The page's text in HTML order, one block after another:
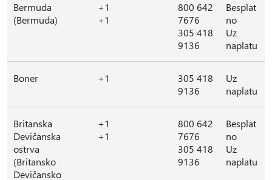
Bermuda
(Bermuda)
+1
+1
800 642
7676
305 418
9136
Besplat
no
Uz
naplatu
Boner +1
305 418
9136
Uz
naplatu
Britanska
Devičanska
ostrva
(Britansko
Devičansko
+1
+1
800 642
7676
305 418
9136
Besplat
no
Uz
naplatu